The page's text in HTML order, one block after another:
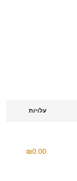
עלויות
₪0.00